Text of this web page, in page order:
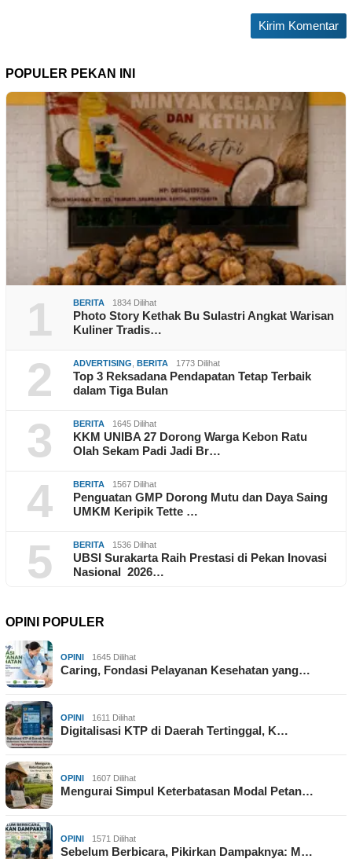
POPULER PEKAN INI
1 BERITA 1834 Dilihat
Photo Story Kethak Bu Sulastri Angkat Warisan
Kuliner Tradis…
2 ADVERTISING BERITA 1773 Dilihat
Top 3 Reksadana Pendapatan Tetap Terbaik
dalam Tiga Bulan
3 BERITA 1645 Dilihat
KKM UNIBA 27 Dorong Warga Kebon Ratu
Olah Sekam Padi Jadi Br…
4 BERITA 1567 Dilihat
Penguatan GMP Dorong Mutu dan Daya Saing
UMKM Keripik Tette …
5 BERITA 1536 Dilihat
UBSI Surakarta Raih Prestasi di Pekan Inovasi
Nasional 2026…
OPINI POPULER
OPINI 1645 Dilihat
Caring, Fondasi Pelayanan Kesehatan yang…
OPINI 1611 Dilihat
Digitalisasi KTP di Daerah Tertinggal, K…
OPINI 1607 Dilihat
Mengurai Simpul Keterbatasan Modal Petan…
OPINI 1571 Dilihat
Sebelum Berbicara, Pikirkan Dampaknya: M…